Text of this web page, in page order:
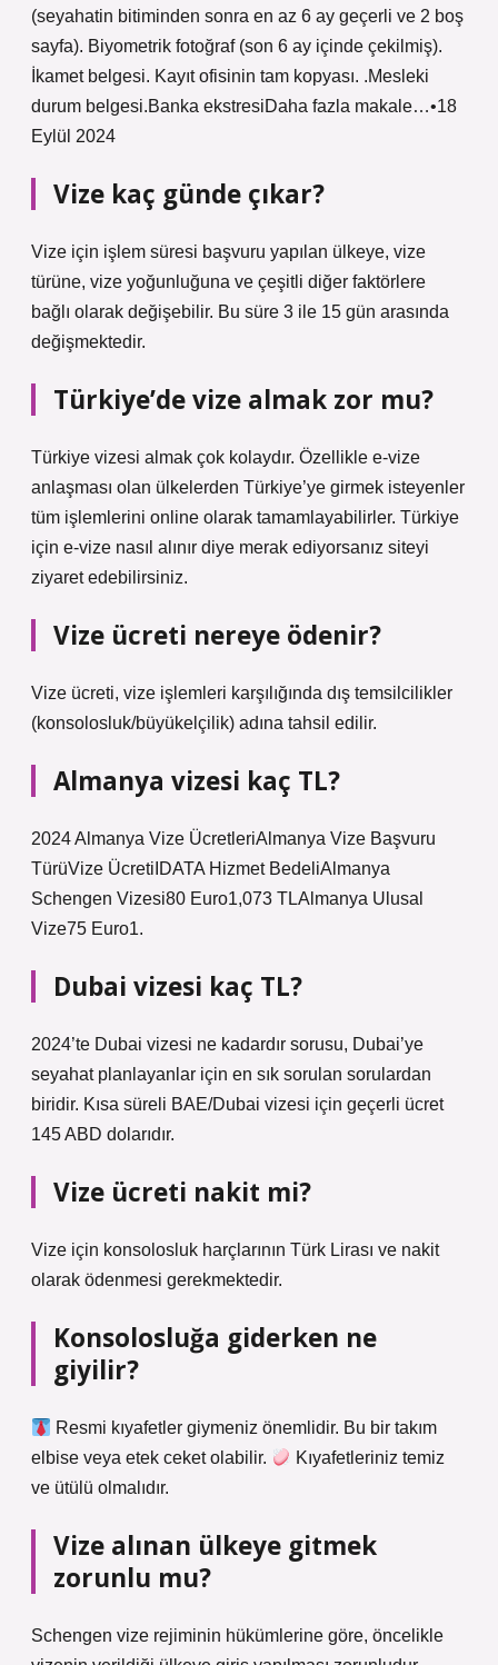
(seyahatin bitiminden sonra en az 6 ay geçerli ve 2 boş
sayfa). Biyometrik fotoğraf (son 6 ay içinde çekilmiş).
İkamet belgesi. Kayıt ofisinin tam kopyası. .Mesleki
durum belgesi.Banka ekstresiDaha fazla makale…•18
Eylül 2024
Vize kaç günde çıkar?
Vize için işlem süresi başvuru yapılan ülkeye, vize
türüne, vize yoğunluğuna ve çeşitli diğer faktörlere
bağlı olarak değişebilir. Bu süre 3 ile 15 gün arasında
değişmektedir.
Türkiye’de vize almak zor mu?
Türkiye vizesi almak çok kolaydır. Özellikle e-vize
anlaşması olan ülkelerden Türkiye’ye girmek isteyenler
tüm işlemlerini online olarak tamamlayabilirler. Türkiye
için e-vize nasıl alınır diye merak ediyorsanız siteyi
ziyaret edebilirsiniz.
Vize ücreti nereye ödenir?
Vize ücreti, vize işlemleri karşılığında dış temsilcilikler
(konsolosluk/büyükelçilik) adına tahsil edilir.
Almanya vizesi kaç TL?
2024 Almanya Vize ÜcretleriAlmanya Vize Başvuru
TürüVize ÜcretiIDATA Hizmet BedeliAlmanya
Schengen Vizesi80 Euro1,073 TLAlmanya Ulusal
Vize75 Euro1.
Dubai vizesi kaç TL?
2024’te Dubai vizesi ne kadardır sorusu, Dubai’ye
seyahat planlayanlar için en sık sorulan sorulardan
biridir. Kısa süreli BAE/Dubai vizesi için geçerli ücret
145 ABD dolarıdır.
Vize ücreti nakit mi?
Vize için konsolosluk harçlarının Türk Lirası ve nakit
olarak ödenmesi gerekmektedir.
Konsolosluğa giderken ne
giyilir?
Resmi kıyafetler giymeniz önemlidir. Bu bir takım
elbise veya etek ceket olabilir.
Kıyafetleriniz temiz
ve ütülü olmalıdır.
Vize alınan ülkeye gitmek
zorunlu mu?
Schengen vize rejiminin hükümlerine göre, öncelikle